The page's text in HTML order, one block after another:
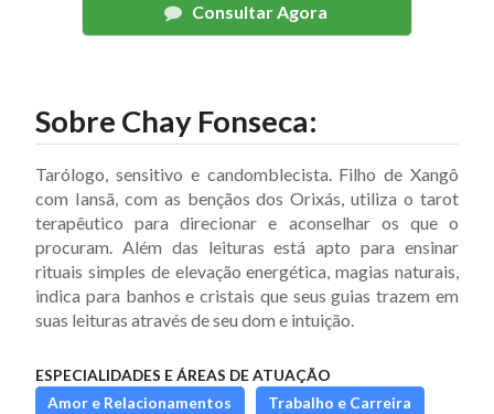
Consultar Agora
Sobre Chay Fonseca:
Tarólogo, sensitivo e candomblecista. Filho de Xangô
com Iansã, com as bençãos dos Orixás, utiliza o tarot
terapêutico para direcionar e aconselhar os que o
procuram. Além das leituras está apto para ensinar
rituais simples de elevação energética, magias naturais,
indica para banhos e cristais que seus guias trazem em
suas leituras através de seu dom e intuição.
ESPECIALIDADES E ÁREAS DE ATUAÇÃO
Amor e Relacionamentos
Trabalho e Carreira